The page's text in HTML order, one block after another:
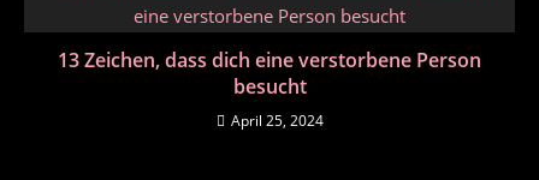
13 Zeichen, dass dich eine verstorbene Person
besucht
April 25, 2024